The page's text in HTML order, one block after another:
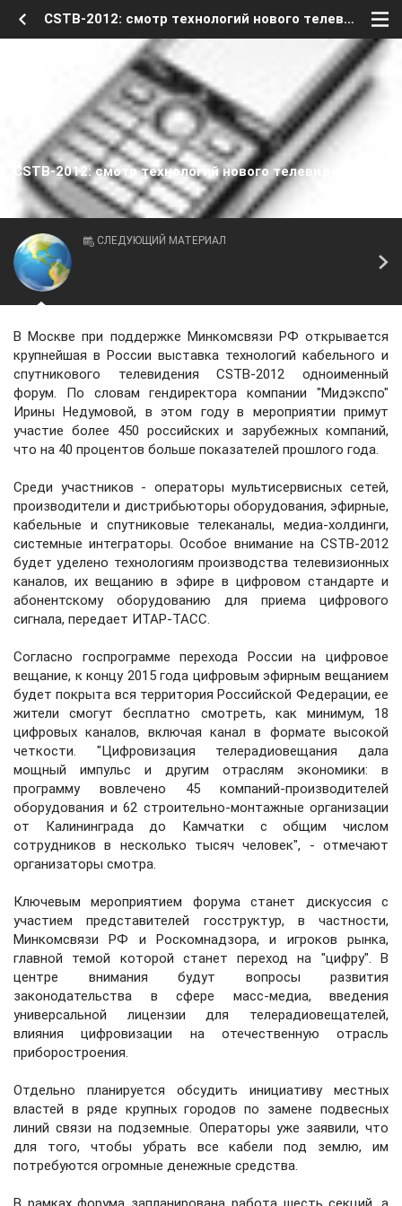
CSTB-2012: смотр технологий нового телевидения
CSTB-2012: смотр технологий нового телевидения
СЛЕДУЮЩИЙ МАТЕРИАЛ
В Москве при поддержке Минкомсвязи РФ открывается
крупнейшая в России выставка технологий кабельного и
спутникового телевидения CSTB-2012 одноименный
форум. По словам гендиректора компании "Мидэкспо"
Ирины Недумовой, в этом году в мероприятии примут
участие более 450 российских и зарубежных компаний,
что на 40 процентов больше показателей прошлого года.
Среди участников - операторы мультисервисных сетей,
производители и дистрибьюторы оборудования, эфирные,
кабельные и спутниковые телеканалы, медиа-холдинги,
системные интеграторы. Особое внимание на CSTB-2012
будет уделено технологиям производства телевизионных
каналов, их вещанию в эфире в цифровом стандарте и
абонентскому оборудованию для приема цифрового
сигнала, передает ИТАР-ТАСС.
Согласно госпрограмме перехода России на цифровое
вещание, к концу 2015 года цифровым эфирным вещанием
будет покрыта вся территория Российской Федерации, ее
жители смогут бесплатно смотреть, как минимум, 18
цифровых каналов, включая канал в формате высокой
четкости. "Цифровизация телерадиовещания дала
мощный импульс и другим отраслям экономики: в
программу вовлечено 45 компаний-производителей
оборудования и 62 строительно-монтажные организации
от Калининграда до Камчатки с общим числом
сотрудников в несколько тысяч человек", - отмечают
организаторы смотра.
Ключевым мероприятием форума станет дискуссия с
участием представителей госструктур, в частности,
Минкомсвязи РФ и Роскомнадзора, и игроков рынка,
главной темой которой станет переход на "цифру". В
центре внимания будут вопросы развития
законодательства в сфере масс-медиа, введения
универсальной лицензии для телерадиовещателей,
влияния цифровизации на отечественную отрасль
приборостроения.
Отдельно планируется обсудить инициативу местных
властей в ряде крупных городов по замене подвесных
линий связи на подземные. Операторы уже заявили, что
для того, чтобы убрать все кабели под землю, им
потребуются огромные денежные средства.